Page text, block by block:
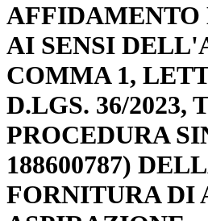
AFFIDAMENTO
AI SENSI
COMMA 1,
D.LGS. 36/2023,
PROCEDURA
188600787)
FORNITURA DI